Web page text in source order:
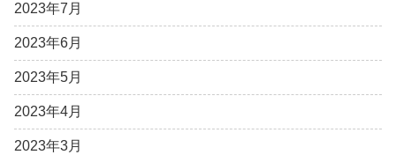
2023年7月
2023年6月
2023年5月
2023年4月
2023年3月